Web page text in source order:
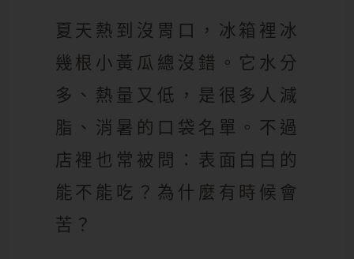
夏天熱到沒胃口，冰箱裡冰
幾根小黃瓜總沒錯。它水分
多、熱量又低，是很多人減
脂、消暑的口袋名單。不過
店裡也常被問：表面白白的
能不能吃？為什麼有時候會
苦？